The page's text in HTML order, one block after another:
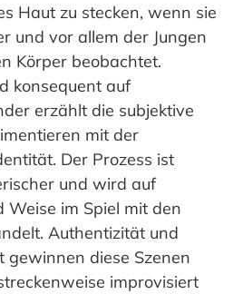
Haut zu stecken, wenn sie
und vor allem der Jungen
Körper beobachtet.
konsequent auf
erzählt die subjektive
mit der
Der Prozess ist
und wird auf
Weise im Spiel mit den
Authentizität und
gewinnen diese Szenen
improvisiert